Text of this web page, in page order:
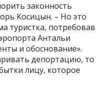
законность
Косицын. – Но это
туристка, потребовав
Антальи
и обоснование».
депортацию, то
лицу, которое